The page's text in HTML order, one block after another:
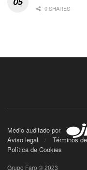
0 SHARES
Medio auditado por
Aviso legal
Términos
Política de Cookies
Grupo Faro © 2023